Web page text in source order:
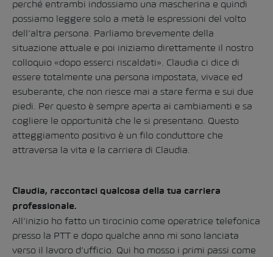
perché entrambi indossiamo una mascherina e quindi
possiamo leggere solo a metà le espressioni del volto
dell’altra persona. Parliamo brevemente della
situazione attuale e poi iniziamo direttamente il nostro
colloquio «dopo esserci riscaldati». Claudia ci dice di
essere totalmente una persona impostata, vivace ed
esuberante, che non riesce mai a stare ferma e sui due
piedi. Per questo è sempre aperta ai cambiamenti e sa
cogliere le opportunità che le si presentano. Questo
atteggiamento positivo è un filo conduttore che
attraversa la vita e la carriera di Claudia.
Claudia, raccontaci qualcosa della tua carriera
professionale.
All’inizio ho fatto un tirocinio come operatrice telefonica
presso la PTT e dopo qualche anno mi sono lanciata
verso il lavoro d’ufficio. Qui ho mosso i primi passi come